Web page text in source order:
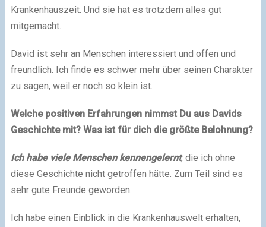
Krankenhauszeit. Und sie hat es trotzdem alles gut
mitgemacht.
David ist sehr an Menschen interessiert und offen und
freundlich. Ich finde es schwer mehr über seinen Charakter
zu sagen, weil er noch so klein ist.
Welche positiven Erfahrungen nimmst Du aus Davids
Geschichte mit? Was ist für dich die größte Belohnung?
Ich habe viele Menschen kennengelernt, die ich ohne
diese Geschichte nicht getroffen hätte. Zum Teil sind es
sehr gute Freunde geworden.
Ich habe einen Einblick in die Krankenhauswelt erhalten,